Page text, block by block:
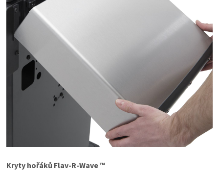
Kryty hořáků Flav-R-Wave ™